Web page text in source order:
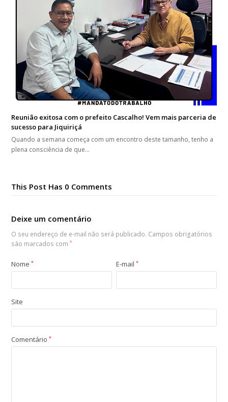
Reunião exitosa com o prefeito Cascalho! Vem mais parceria de
sucesso para Jiquiriçá
Quando a semana começa com um encontro deste tamanho, tenho a
plena consciência de que…
This Post Has 0 Comments
Deixe um comentário
O seu endereço de e-mail não será publicado. Campos obrigatórios
são marcados com*
Nome* E-mail*
Site
Comentário*